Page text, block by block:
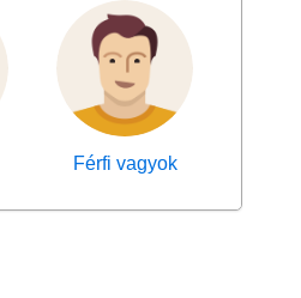
Férfi vagyok